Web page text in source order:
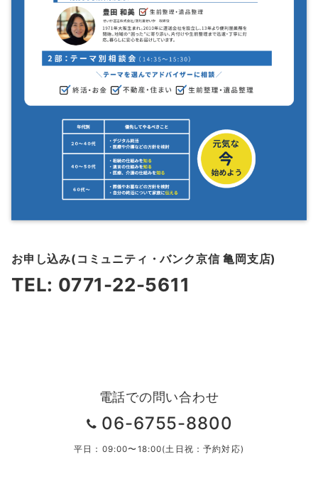
お申し込み(コミュニティ・バンク京信亀岡支店)
TEL: 0771-22-5611
電話での問い合わせ
06-6755-8800
平日：09:00〜18:00(土日祝：予約対応)